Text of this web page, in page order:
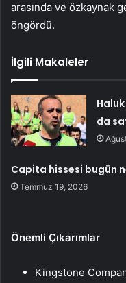
arasında ve özkaynak
öngördü.
İlgili Makaleler
da
Capita hissesi bugün
Temmuz 19, 2026
Önemli Çıkarımlar
Kingstone